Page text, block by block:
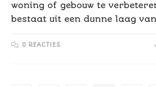
woning of gebouw te
bestaat uit een dunne laag
0 REACTIES